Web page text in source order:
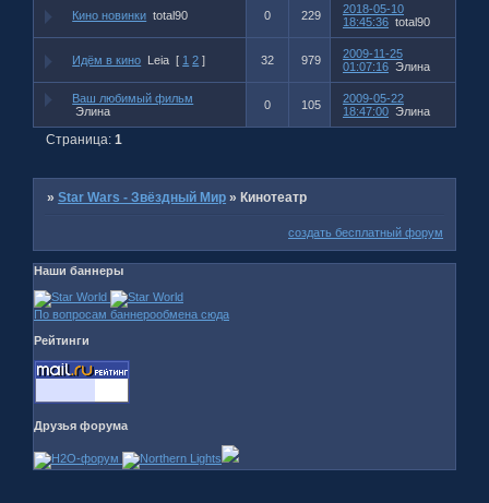
Кино новинки total90 0 229
2018-05-10
18:45:36 total90
Идём в кино Leia [ 1 2 ] 32 979
2009-11-25
01:07:16 Элина
Ваш любимый фильм
Элина
0 105
2009-05-22
18:47:00 Элина
Страница:1
»Star Wars - Звёздный Мир » Кинотеатр
создать бесплатный форум
Наши баннеры
По вопросам баннерообмена сюда
Рейтинги
Друзья форума